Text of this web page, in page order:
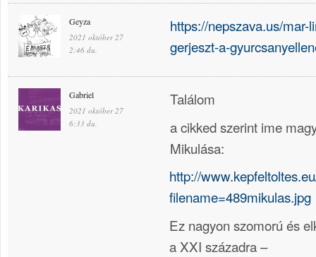
Geyza
2021 október 27
2:46 du.
https://nepszava.us/mar-
gerjeszt-a-
Gabriel
2021 október 27
6:33 du.
Találom
a cikked szerint ime
Mikulása:
http://
filename=489mikulas.jpg
Ez nagyon szomorú és
a XXI századra –